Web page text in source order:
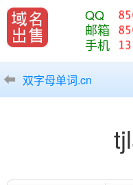
QQ
邮箱
手机
双字母单词.cn